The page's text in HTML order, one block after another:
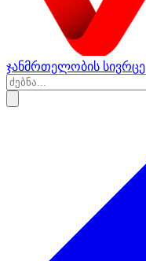
ჯანმრთელობის სივრცე